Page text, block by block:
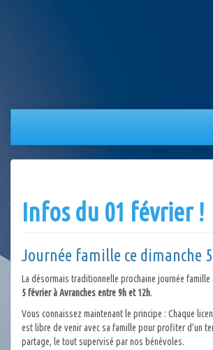
Infos du 01 février !
Journée famille ce dimanche
La désormais traditionnelle prochaine journée famille
5 février à Avranches entre 9h et 12h.
Vous connaissez maintenant le principe : Chaque
est libre de venir avec sa famille pour profiter d’un
partage, le tout supervisé par nos bénévoles.